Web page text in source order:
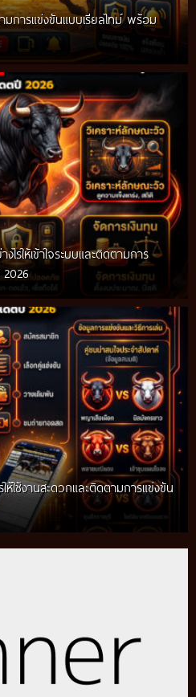
การแข่งขันแบบเรียลไทม์ พร้อม
รให้เข้าใจระบบและติดตามการ
ใช้งานสะดวกและติดตามการแข่งขัน